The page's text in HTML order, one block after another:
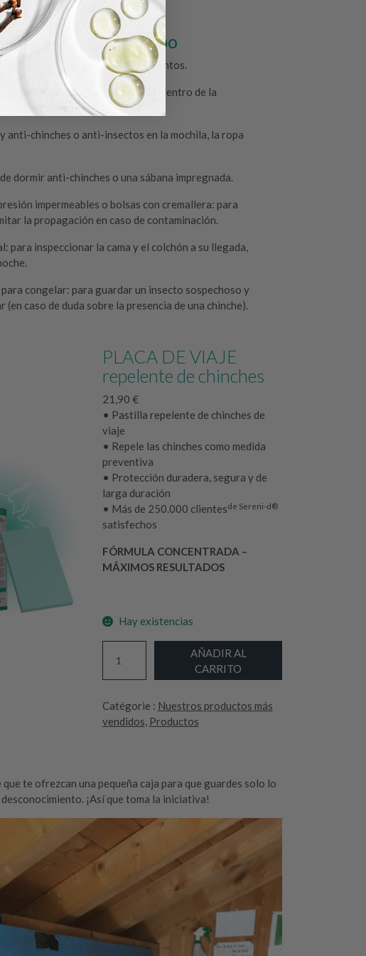
preparar el equipo
fácil de lavar y con compartimentos.
en bolsas de plástico herméticas dentro de la
de bolsa).
anti-chinches o anti-insectos en la mochila, la ropa
dormir anti-chinches o una sábana impregnada.
impermeables o bolsas con cremallera: para
la propagación en caso de contaminación.
para inspeccionar la cama y el colchón a su llegada,
congelar: para guardar un insecto sospechoso y
caso de duda sobre la presencia de una chinche).
PLACA DE VIAJE
repelente de chinches
21,90 €
• Pastilla repelente de chinches de
viaje
• Repele las chinches como medida
preventiva
• Protección duradera, segura y de
larga duración
• Más de 250.000 clientesde Sereni-d®
satisfechos
FÓRMULA CONCENTRADA –
MÁXIMOS RESULTADOS
Hay existencias
A
A
D
A
J
E
e
p
t
AÑADIR AL
CARRITO
Catégorie : Nuestros productos más
vendidos, Productos
te ofrezcan una pequeña caja para que guardes solo lo
¡Así que toma la iniciativa!